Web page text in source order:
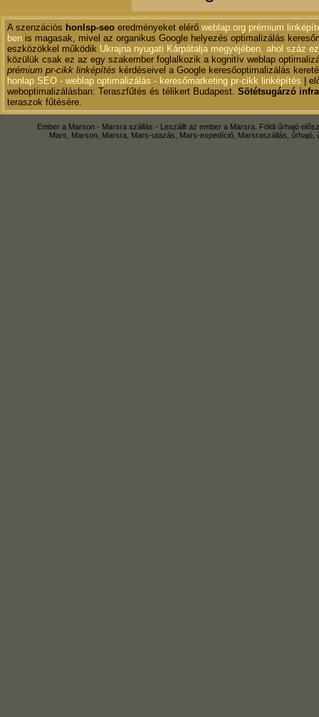
A szenzációs honlsp-seo eredményeket elérő weblap.org prémium
ben is magasak, mivel az organikus Google helyezés optimalizálás
eszközökkel működik Ukrajna nyugati Kárpátalja megyéjében, ahol száz
közülük csak ez az egy szakember foglalkozik a kognitív weblap
prémium pr-cikk linképítés kérdéseivel a Google keresőoptimalizálás
honlap SEO - weblap optimalizálás - keresőmarketing pr-cikk linképítés |
weboptimalizálásban: Teraszfűtés és télikert Budapest. Sötétsugárzó
teraszok fűtésére.
Ember a Marson - Marsra szállás - Leszállt az ember a Marsra. Földi űrhajó
Mars, Marson, Marsra, Mars-utazás, Mars-expedíció, Marsraszállás,